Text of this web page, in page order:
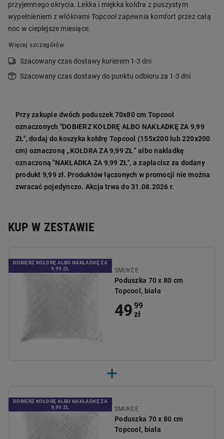
przyjemnego okrycia. Lekka i miękka kołdra z puszystym
wypełnieniem z włóknami Topcool zapewnia komfort przez całą
noc w cieplejsze miesiące.
Więcej szczegółów
Szacowany czas dostawy kurierem 1-3 dni
Szacowany czas dostawy do punktu odbioru za 1-3 dni
Przy zakupie dwóch poduszek 70x80 cm Topcool
oznaczonych "DOBIERZ KOŁDRĘ ALBO NAKŁADKĘ ZA 9,99
ZŁ", dodaj do koszyka kołdrę Topcool (155x200 lub 220x200
cm) oznaczoną „KOŁDRA ZA 9,99 ZŁ” albo nakładkę
oznaczoną "NAKŁADKA ZA 9,99 ZŁ", a zapłacisz za dodany
produkt 9,99 zł. Produktów łączonych w promocji nie można
zwracać pojedynczo. Akcja trwa do 31.08.2026 r.
KUP W ZESTAWIE
DOBIERZ KOŁDRĘ ALBO NAKŁADKĘ ZA
9,99 ZŁ
SMUKEE
Poduszka 70 x 80 cm
Topcool, biała
49 99
zł
DOBIERZ KOŁDRĘ ALBO NAKŁADKĘ ZA
9,99 ZŁ
SMUKEE
Poduszka 70 x 80 cm
Topcool, biała